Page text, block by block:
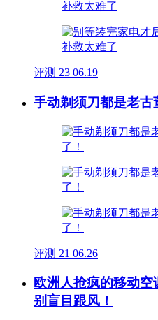
评测 23 06.19
手动剃须刀都是老古
评测 21 06.26
欧洲人抢疯的移动
别盲目跟风！